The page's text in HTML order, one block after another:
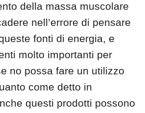
della massa muscolare
nell’errore di pensare
fonti di energia, e
molto importanti per
no possa fare un utilizzo
come detto in
questi prodotti possono